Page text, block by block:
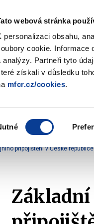
webová stránka
personalizaci obsahu,
cookie. Informace
analýzy. Partneři tyto
získali v důsledku
mfcr.cz/cookies.
Soukromé penzijní systémy
připojištění v České